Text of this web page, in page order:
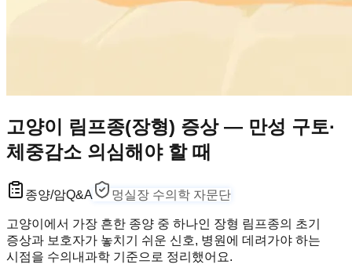
고양이 림프종(장형) 증상 — 만성 구토·
체중감소 의심해야 할 때
종양/암Q&A 멍실장 수의학 자문단
고양이에서 가장 흔한 종양 중 하나인 장형 림프종의 초기
증상과 보호자가 놓치기 쉬운 신호, 병원에 데려가야 하는
시점을 수의내과학 기준으로 정리했어요.